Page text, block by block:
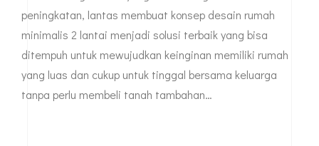
Rumah yang dibangun vertikal bertingkat 2 lantai
menjadi favorit karena dengan cara ini kita bisa
memanfaatkan tanah yang ada secara maksimal.
Terlebih harga tanah yang terus mengalami
peningkatan, lantas membuat konsep desain rumah